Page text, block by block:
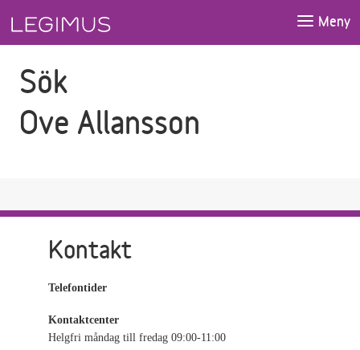
Meny
Sök
Ove Allansson
Kontakt
Telefontider
Kontaktcenter
Helgfri måndag till fredag 09:00-11:00